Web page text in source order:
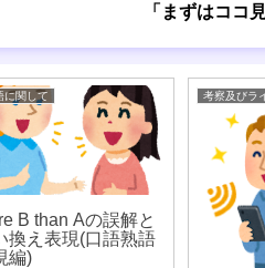
「まずはココ
に関して
B than Aの誤解と
換え表現(口語熟語
編)
考察及びラ